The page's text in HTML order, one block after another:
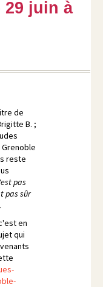
29 juin à
de
B. ;
reste
pas
pas sûr
en
qui